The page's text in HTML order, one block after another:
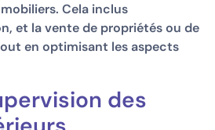
Cela inclus
et la vente de propriétés ou de
en optimisant les aspects
des